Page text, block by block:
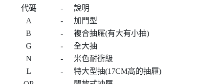
代碼
-
說明
A
-
加門型
B
-
複合抽屜(有大有小抽)
G
-
全大抽
N
-
米色耐衝級
L
-
特大型抽(17CM高的抽屜)